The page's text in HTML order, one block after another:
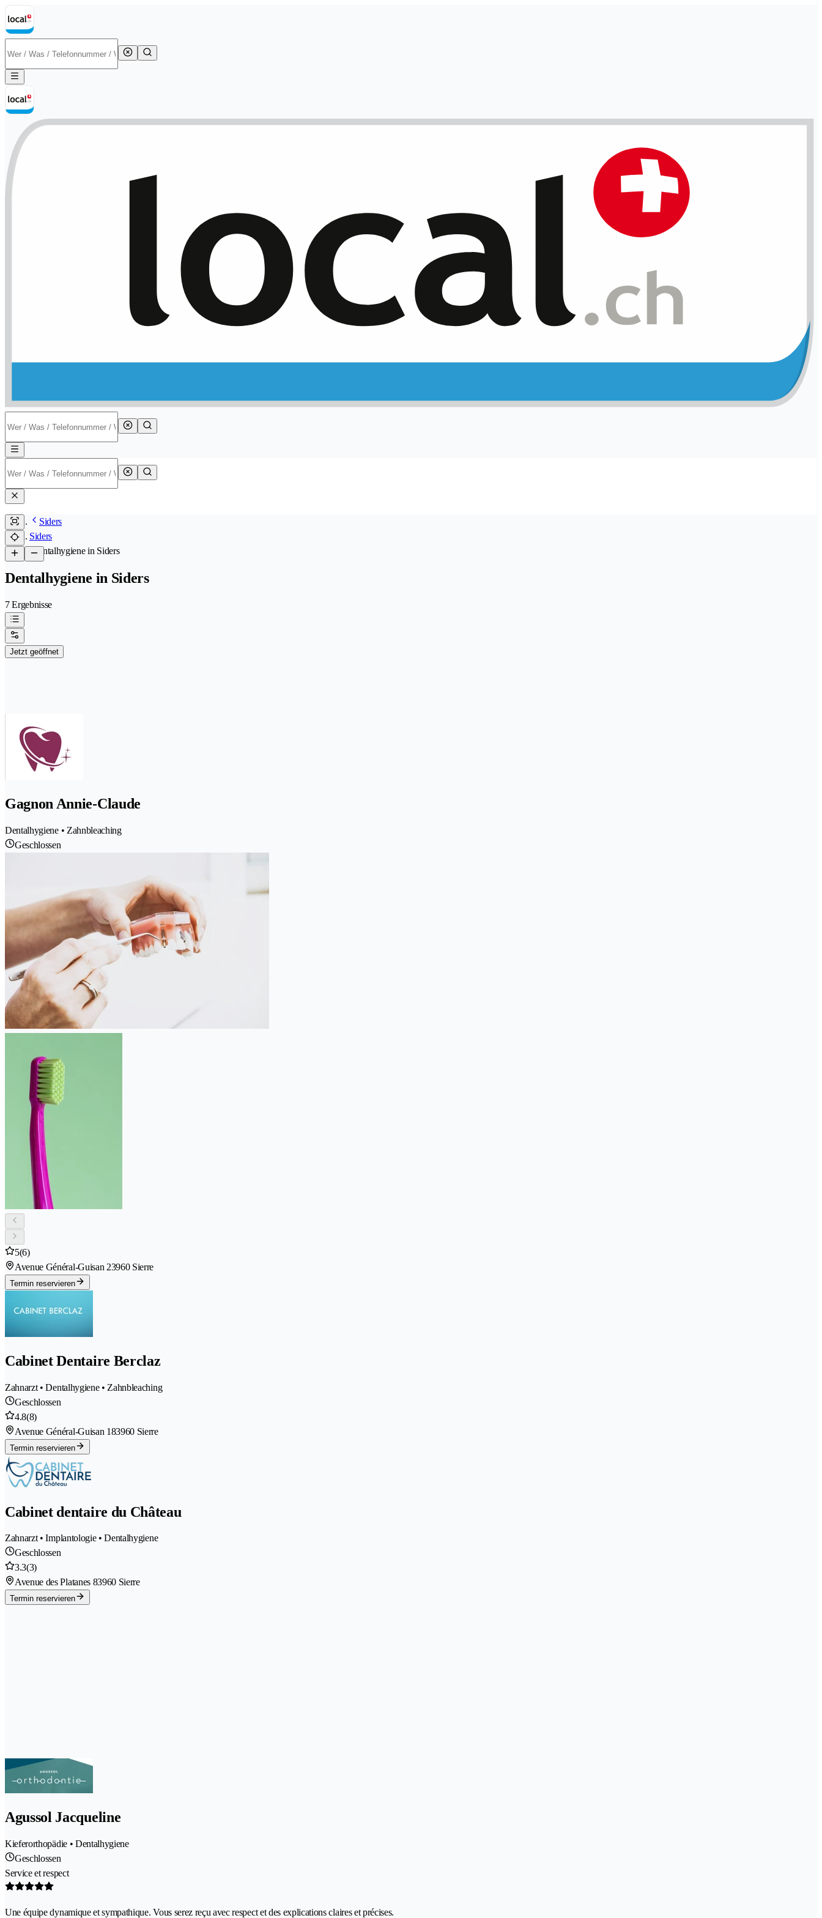
Siders
Siders
/Dentalhygiene in Siders
Dentalhygiene in Siders
7 Ergebnisse
Jetzt geöffnet
Gagnon Annie-Claude
Dentalhygiene • Zahnbleaching
Geschlossen
5(6)
Avenue Général-Guisan 23960 Sierre
Termin reservieren
Cabinet Dentaire Berclaz
Zahnarzt • Dentalhygiene • Zahnbleaching
Geschlossen
4.8(8)
Avenue Général-Guisan 183960 Sierre
Termin reservieren
Cabinet dentaire du Château
Zahnarzt • Implantologie • Dentalhygiene
Geschlossen
3.3(3)
Avenue des Platanes 83960 Sierre
Termin reservieren
Agussol Jacqueline
Kieferorthopädie • Dentalhygiene
Geschlossen
Service et respect
Une équipe dynamique et sympathique. Vous serez reçu avec respect et des explications claires et précises.